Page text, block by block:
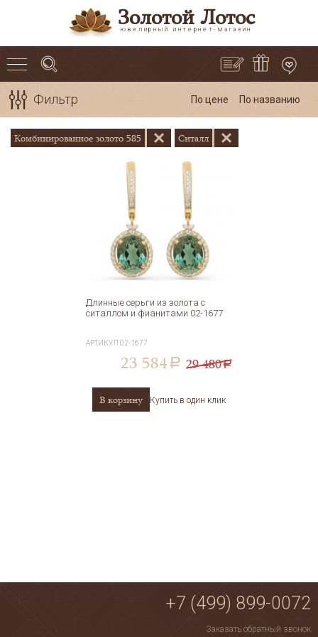
Золотой Лотос
ювелирный интернет-магазин
Фильтр По цене По названию
Комбинированное золото 585 Ситалл
Длинные серьги из золота с
ситаллом и фианитами 02-1677
АРТИКУЛ02-1677
23 584 a 29 480a
В корзину Купить в один клик
+7 (499) 899-0072
Заказать обратный звонок